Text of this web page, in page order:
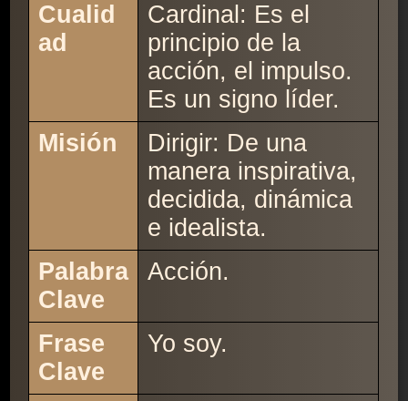
Cualid
ad
Cardinal: Es el
principio de la
acción, el impulso.
Es un signo líder.
Misión
Dirigir: De una
manera inspirativa,
decidida, dinámica
e idealista.
Palabra
Clave
Acción.
Frase
Clave
Yo soy.